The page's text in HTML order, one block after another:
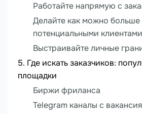
Работайте напрямую с
Делайте как можно больше
потенциальными клиентами
Выстраивайте личные
Где искать заказчиков:
площадки
Биржи фриланса
Telegram каналы с